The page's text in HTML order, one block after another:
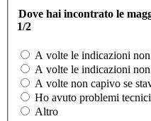
Dove hai incontrato le
1/2
A volte le indicazioni
A volte le indicazioni
A volte non capivo se
Ho avuto problemi tecnici
Altro